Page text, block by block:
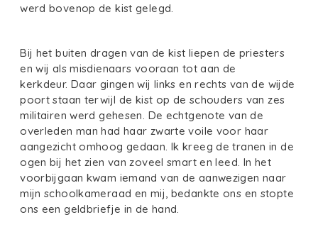
werd bovenop de kist gelegd.
Bij het buiten dragen van de kist liepen de priesters
en wij als misdienaars vooraan tot aan de
kerkdeur. Daar gingen wij links en rechts van de wijde
poort staan terwijl de kist op de schouders van zes
militairen werd gehesen. De echtgenote van de
overleden man had haar zwarte voile voor haar
aangezicht omhoog gedaan. Ik kreeg de tranen in de
ogen bij het zien van zoveel smart en leed. In het
voorbijgaan kwam iemand van de aanwezigen naar
mijn schoolkameraad en mij, bedankte ons en stopte
ons een geldbriefje in de hand.